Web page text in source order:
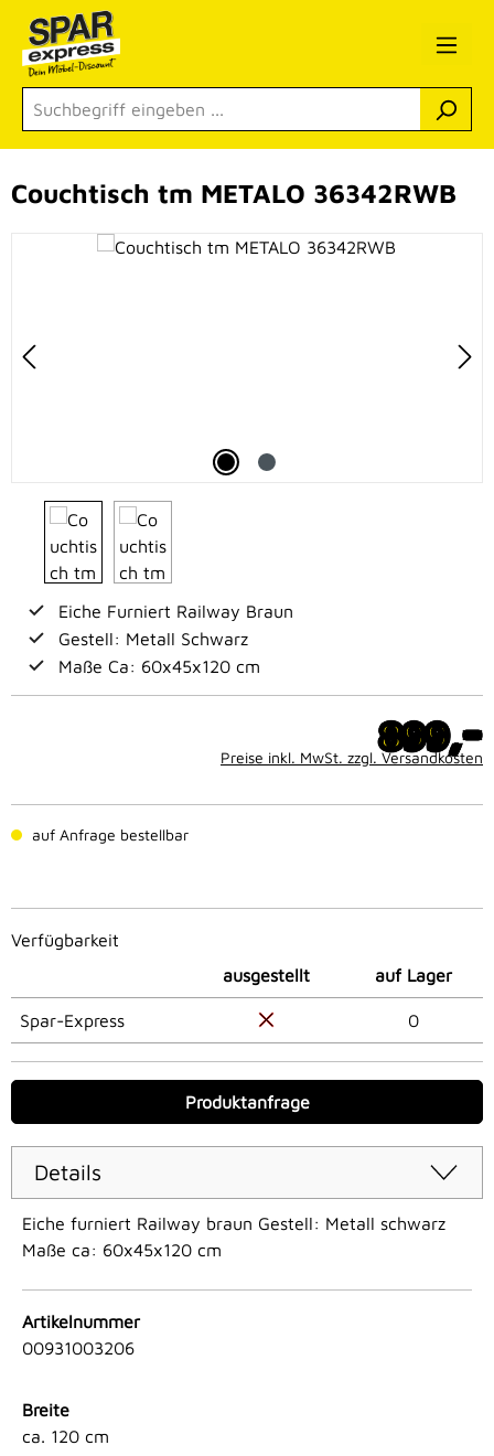
Zum Hauptinhalt springen
Bildergalerie überspringen
Couchtisch tm METALO 36342RWB
Eiche Furniert Railway Braun
Gestell: Metall Schwarz
Maße Ca: 60x45x120 cm
899,-
Preise inkl. MwSt. zzgl. Versandkosten
auf Anfrage bestellbar
Verfügbarkeit
ausgestellt
auf Lager
Spar-Express 0
Produktanfrage
Details
Eiche furniert Railway braun Gestell: Metall schwarz
Maße ca: 60x45x120 cm
Artikelnummer
00931003206
Breite
ca. 120 cm